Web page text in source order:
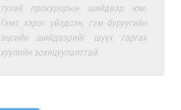
тухай прокурорын шийдвэр юм.
Гэмт хэрэг үйлдсэн, гэм буруугийн
эцсийн шийдвэрийг шүүх гаргах
хуулийн зохицуулалттай.